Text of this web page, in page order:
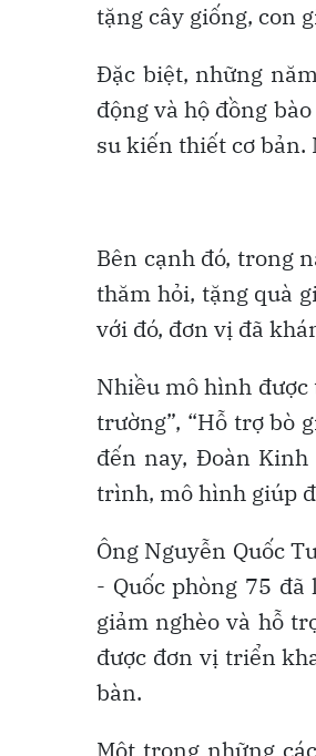
tặng cây giống, con
Đặc biệt, những
động và hộ đồng
su kiến thiết cơ bản.
Bên cạnh đó, trong
thăm hỏi, tặng quà
với đó, đơn vị đã
Nhiều mô hình
trường”, “Hỗ trợ bò
đến nay, Đoàn
trình, mô hình giúp
Ông Nguyễn Quốc
- Quốc phòng 75
giảm nghèo và hỗ
được đơn vị triển
bàn.